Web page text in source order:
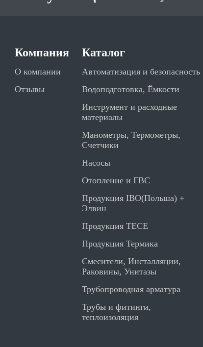
Компания
О компании
Отзывы
Каталог
Автоматизация и безопасность
Водоподготовка, Ёмкости
Инструмент и расходные
материалы
Манометры, Термометры,
Счетчики
Насосы
Отопление и ГВС
Продукция IBO(Польша) +
Элвин
Продукция TECE
Продукция Термика
Смесители, Инсталляции,
Раковины, Унитазы
Трубопроводная арматура
Трубы и фитинги,
теплоизоляция